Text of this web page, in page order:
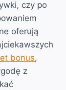
czy po
oferują
bonus,
z